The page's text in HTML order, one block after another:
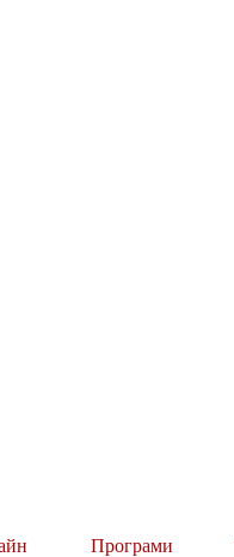
Програми